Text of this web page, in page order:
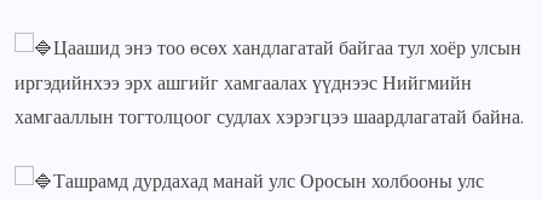
Цаашид энэ тоо өсөх хандлагатай байгаа тул хоёр улсын
иргэдийнхээ эрх ашгийг хамгаалах үүднээс Нийгмийн
хамгааллын тогтолцоог судлах хэрэгцээ шаардлагатай байна.
Ташрамд дурдахад манай улс Оросын холбооны улс